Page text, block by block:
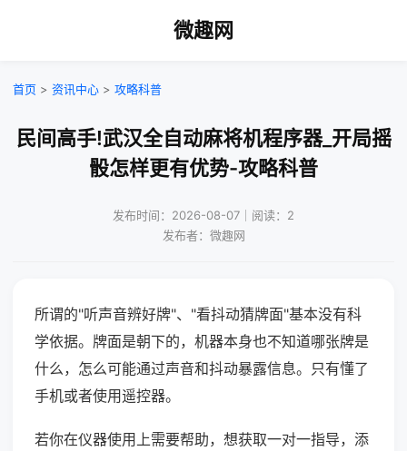
微趣网
首页 > 资讯中心 > 攻略科普
民间高手!武汉全自动麻将机程序器_开局摇
骰怎样更有优势-攻略科普
发布时间：2026-08-07｜阅读：2
发布者：微趣网
所谓的"听声音辨好牌"、"看抖动猜牌面"基本没有科
学依据。牌面是朝下的，机器本身也不知道哪张牌是
什么，怎么可能通过声音和抖动暴露信息。只有懂了
手机或者使用遥控器。
若你在仪器使用上需要帮助，想获取一对一指导，添